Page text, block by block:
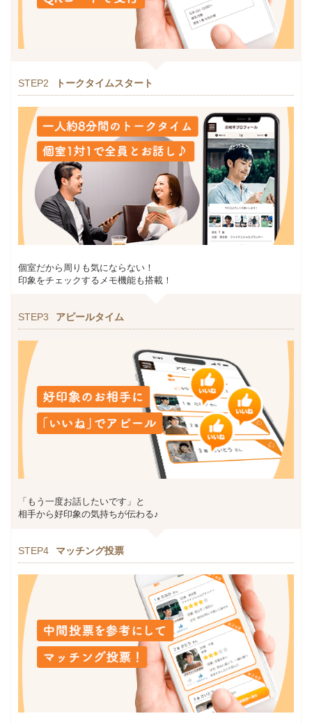
STEP2 トークタイムスタート
個室だから周りも気にならない！
印象をチェックするメモ機能も搭載！
STEP3 アピールタイム
「もう一度お話したいです」と
相手から好印象の気持ちが伝わる♪
STEP4 マッチング投票